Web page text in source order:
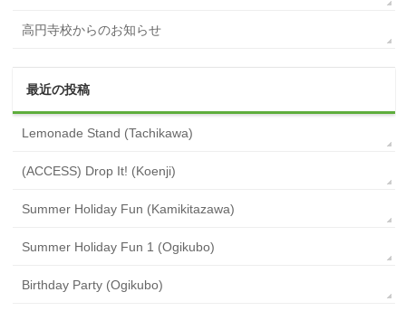
高円寺校からのお知らせ
最近の投稿
Lemonade Stand (Tachikawa)
(ACCESS) Drop It! (Koenji)
Summer Holiday Fun (Kamikitazawa)
Summer Holiday Fun 1 (Ogikubo)
Birthday Party (Ogikubo)